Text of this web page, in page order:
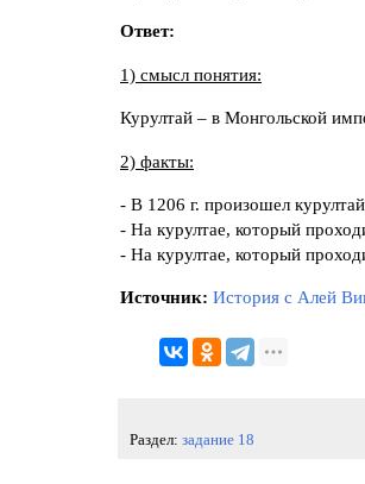
Ответ:
1) смысл понятия:
Курултай – в Монгольской
2) факты:
- В 1206 г. произошел
- На курултае, который
- На курултае, который
Источник: История с Алей
Раздел: задание 18